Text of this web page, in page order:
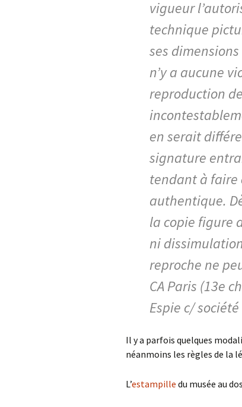
vigueur
technique
ses
n’y a aucune
reproduction
en serait
signature
tendant à faire
authentique.
la copie figure
ni
reproche ne
CA Paris (13e
Espie c/ société
Il y a parfois quelques
néanmoins les règles de la
L’estampille du musée au